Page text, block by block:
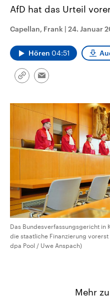
Bundesland von einer
Umfragen, Prognosen,
Wahlprogramme, aktuelle
und Kandidaten der
Wahl.
AfD hat das Urteil
Capellan, Frank | 24. Januar
Hören 04:51
Link
Email
Das Bundesverfassungsgericht in
die staatliche Finanzierung
dpa Pool / Uwe Anspach)
Mehr